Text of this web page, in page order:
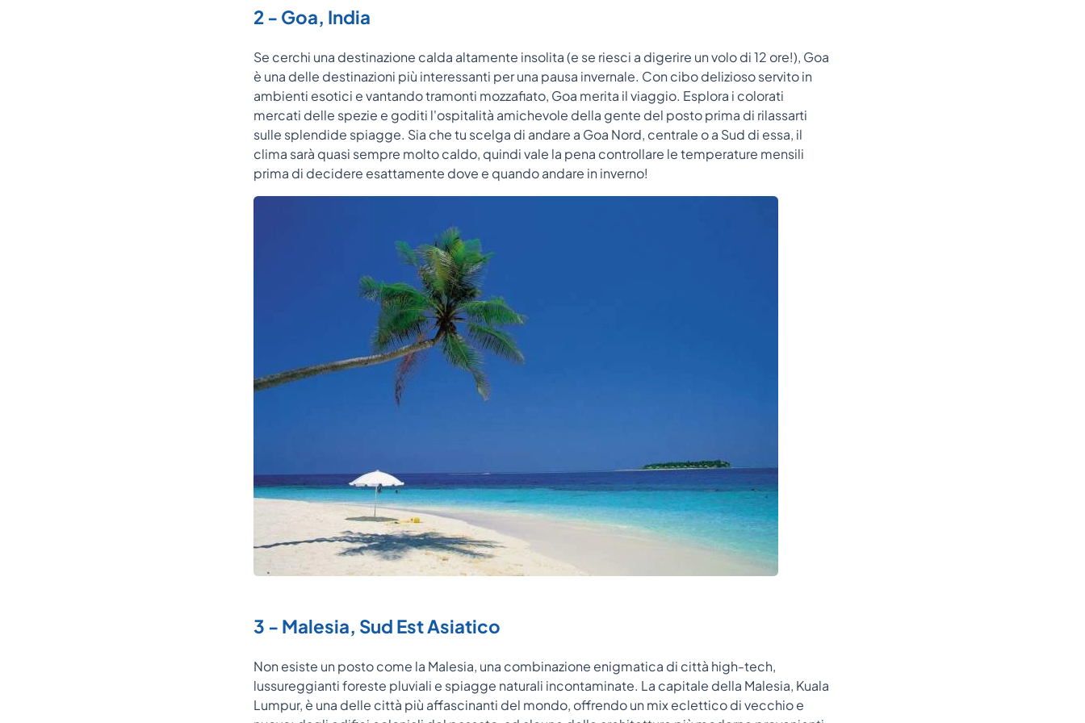
2 - Goa, India
Se cerchi una destinazione calda altamente insolita (e se riesci a digerire un volo di 12 ore!), Goa
è una delle destinazioni più interessanti per una pausa invernale. Con cibo delizioso servito in
ambienti esotici e vantando tramonti mozzafiato, Goa merita il viaggio. Esplora i colorati
mercati delle spezie e goditi l'ospitalità amichevole della gente del posto prima di rilassarti
sulle splendide spiagge. Sia che tu scelga di andare a Goa Nord, centrale o a Sud di essa, il
clima sarà quasi sempre molto caldo, quindi vale la pena controllare le temperature mensili
prima di decidere esattamente dove e quando andare in inverno!
3 - Malesia, Sud Est Asiatico
Non esiste un posto come la Malesia, una combinazione enigmatica di città high-tech,
lussureggianti foreste pluviali e spiagge naturali incontaminate. La capitale della Malesia, Kuala
Lumpur, è una delle città più affascinanti del mondo, offrendo un mix eclettico di vecchio e